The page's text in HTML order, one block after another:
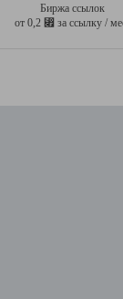
Биржа ссылок
от 0,2 ⃏ за ссылку /